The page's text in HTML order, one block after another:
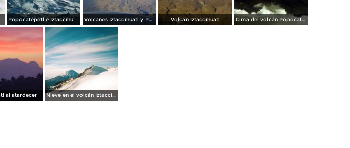
Popocatépetl Popocatépetl e Iztaccíhuatl Volcanes Iztaccíhuatl y Popocatépetl Volcán Iztaccíhuatl Cima del volcán Popocatépetl
al atardecer Nieve en el volcán Iztaccíhuatl